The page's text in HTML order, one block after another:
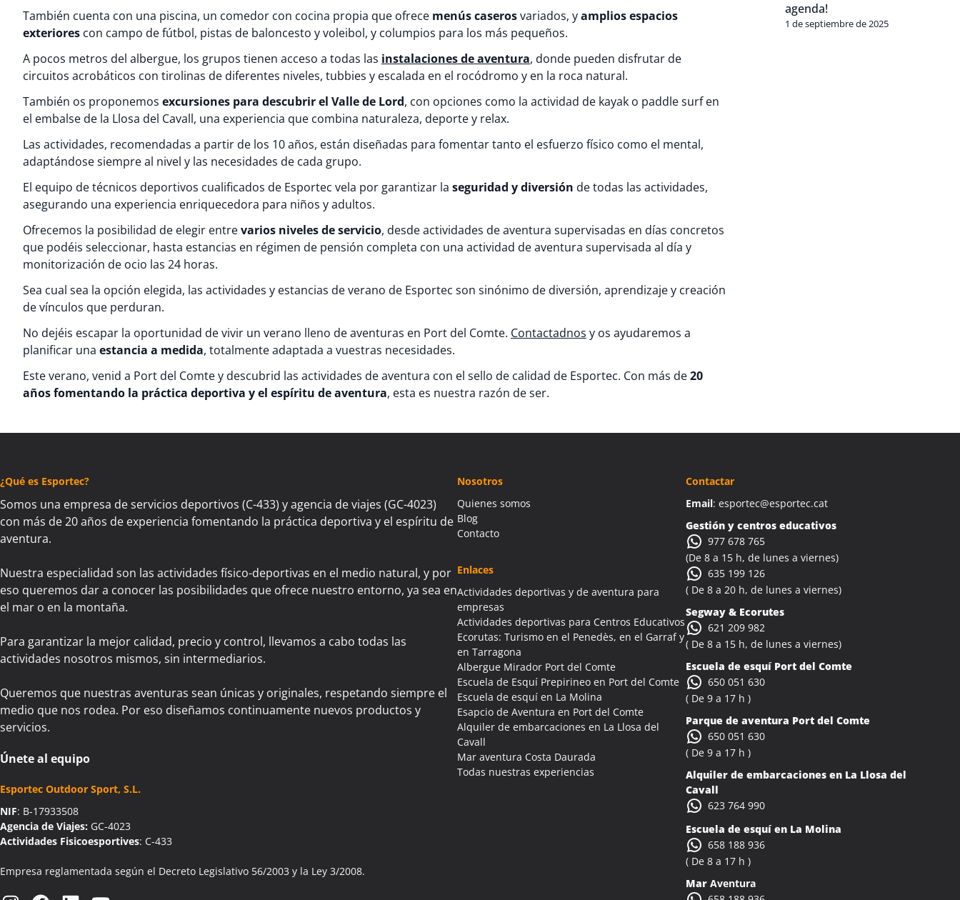
También cuenta con una piscina, un comedor con cocina propia que ofrece menús caserosvariados, yamplios espacios
exteriores con campo de fútbol, pistas de baloncesto y voleibol, y columpios para los más pequeños.
A pocos metros del albergue, los grupos tienen acceso a todas las instalaciones de aventura, donde pueden disfrutar de
circuitos acrobáticos con tirolinas de diferentes niveles, tubbies y escalada en el rocódromo y en la roca natural.
También os proponemos excursiones para descubrir el Valle de Lord, con opciones como la actividad de kayak o paddle surf en
el embalse de la Llosa del Cavall, una experiencia que combina naturaleza, deporte y relax.
Las actividades, recomendadas a partir de los 10 años, están diseñadas para fomentar tanto el esfuerzo físico como el mental,
adaptándose siempre al nivel y las necesidades de cada grupo.
El equipo de técnicos deportivos cualificados de Esportec vela por garantizar la seguridad y diversión de todas las actividades,
asegurando una experiencia enriquecedora para niños y adultos.
Ofrecemos la posibilidad de elegir entrevarios niveles de servicio, desde actividades de aventura supervisadas en días concretos
que podéis seleccionar, hasta estancias en régimen de pensión completa con una actividad de aventura supervisada al día y
monitorización de ocio las 24 horas.
Sea cual sea la opción elegida, las actividades y estancias de verano de Esportec son sinónimo de diversión, aprendizaje y creación
de vínculos que perduran.
No dejéis escapar la oportunidad de vivir un verano lleno de aventuras en Port del Comte. Contactadnos y os ayudaremos a
planificar una estancia a medida, totalmente adaptada a vuestras necesidades.
Este verano, venid a Port del Comte y descubrid las actividades de aventura con el sello de calidad de Esportec. Con más de20
años fomentando la práctica deportiva y el espíritu de aventura, esta es nuestra razón de ser.
agenda!
1 de septiembre de 2025
¿Qué es Esportec?
Somos una empresa de servicios deportivos (C-433) y agencia de viajes (GC-4023)
con más de 20 años de experiencia fomentando la práctica deportiva y el espíritu de
aventura.
Nuestra especialidad son las actividades físico-deportivas en el medio natural, y por
eso queremos dar a conocer las posibilidades que ofrece nuestro entorno, ya sea en
el mar o en la montaña.
Para garantizar la mejor calidad, precio y control, llevamos a cabo todas las
actividades nosotros mismos, sin intermediarios.
Queremos que nuestras aventuras sean únicas y originales, respetando siempre el
medio que nos rodea. Por eso diseñamos continuamente nuevos productos y
servicios.
Únete al equipo
Esportec Outdoor Sport, S.L.
NIF: B-17933508
Agencia de Viajes: GC-4023
Actividades Fisicoesportives: C-433
Empresa reglamentada según el Decreto Legislativo 56/2003 y la Ley 3/2008.
Nosotros
Quienes somos
Blog
Contacto
Enlaces
Actividades deportivas y de aventura para
empresas
Actividades deportivas para Centros Educativos
Ecorutas: Turismo en el Penedès, en el Garraf y
en Tarragona
Albergue Mirador Port del Comte
Escuela de Esquí Prepirineo en Port del Comte
Escuela de esquí en La Molina
Esapcio de Aventura en Port del Comte
Alquiler de embarcaciones en La Llosa del
Cavall
Mar aventura Costa Daurada
Todas nuestras experiencias
Contactar
Email: esportec@esportec.cat
Gestión y centros educativos
977 678 765
(De 8 a 15 h, de lunes a viernes)
635 199 126
( De 8 a 20 h, de lunes a viernes)
Segway & Ecorutes
621 209 982
( De 8 a 15 h, de lunes a viernes)
Escuela de esquí Port del Comte
650 051 630
( De 9 a 17 h )
Parque de aventura Port del Comte
650 051 630
( De 9 a 17 h )
Alquiler de embarcaciones en La Llosa del
Cavall
623 764 990
Escuela de esquí en La Molina
658 188 936
( De 8 a 17 h )
Mar Aventura